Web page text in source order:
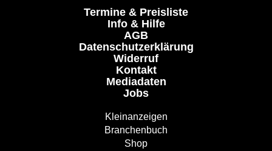
Termine & Preisliste
Info & Hilfe
AGB
Datenschutzerklärung
Widerruf
Kontakt
Mediadaten
Jobs
Kleinanzeigen
Branchenbuch
Shop